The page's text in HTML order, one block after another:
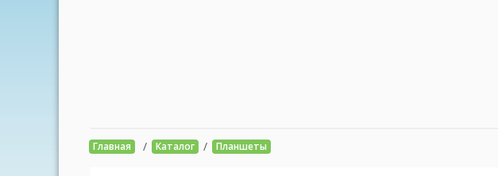
Главная / Каталог / Планшеты